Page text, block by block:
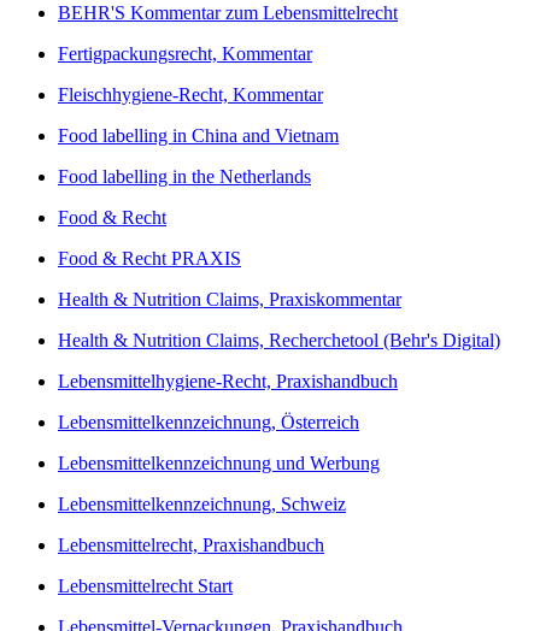
BEHR'S Kommentar zum Lebensmittelrecht
Fertigpackungsrecht, Kommentar
Fleischhygiene-Recht, Kommentar
Food labelling in China and Vietnam
Food labelling in the Netherlands
Food & Recht
Food & Recht PRAXIS
Health & Nutrition Claims, Praxiskommentar
Health & Nutrition Claims, Recherchetool (Behr's Digital)
Lebensmittelhygiene-Recht, Praxishandbuch
Lebensmittelkennzeichnung, Österreich
Lebensmittelkennzeichnung und Werbung
Lebensmittelkennzeichnung, Schweiz
Lebensmittelrecht, Praxishandbuch
Lebensmittelrecht Start
Lebensmittel-Verpackungen, Praxishandbuch